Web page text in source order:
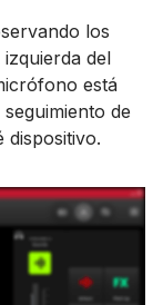
los
izquierda del
está
de
dispositivo.